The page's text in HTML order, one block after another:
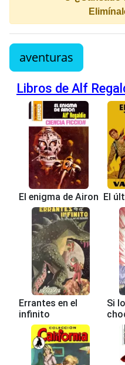
aventuras
Libros de Alf
El enigma de Airon El
Errantes en el
infinito
Si